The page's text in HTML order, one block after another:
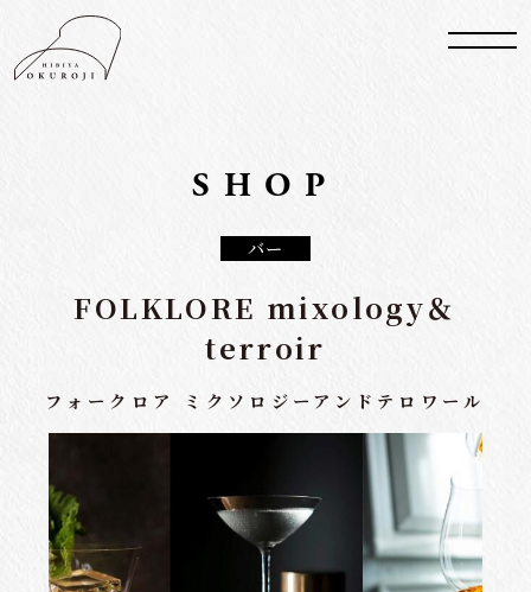
SHOP
バー
FOLKLORE mixology＆
terroir
フォークロア ミクソロジーアンドテロワール